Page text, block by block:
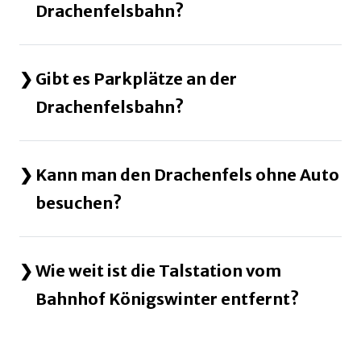
Drachenfelsbahn?
Gibt es Parkplätze an der
Drachenfelsbahn?
Kann man den Drachenfels ohne Auto
besuchen?
Wie weit ist die Talstation vom
Bahnhof Königswinter entfernt?